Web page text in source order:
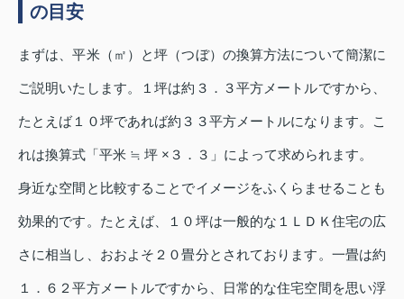
の目安
まずは、平米（㎡）と坪（つぼ）の換算方法について簡潔に
ご説明いたします。１坪は約３．３平方メートルですから、
たとえば１０坪であれば約３３平方メートルになります。こ
れは換算式「平米 ≒ 坪 ×３．３」によって求められます。
身近な空間と比較することでイメージをふくらませることも
効果的です。たとえば、１０坪は一般的な１ＬＤＫ住宅の広
さに相当し、おおよそ２０畳分とされております。一畳は約
１．６２平方メートルですから、日常的な住宅空間を思い浮